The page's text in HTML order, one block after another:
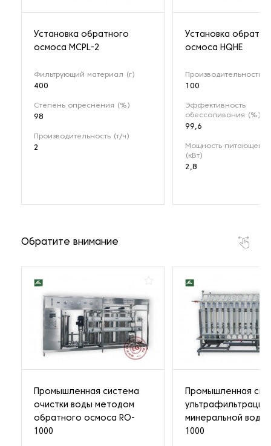
Установка обратного
осмоса MCPL-2
Фильтрующий материал (г)
400
Степень опреснения (%)
98
Производительность (т/ч)
2
Установка
осмоса HQHE
Производительность
100
Эффективность
обессоливания (%)
99,6
Мощность питающего
(кВт)
2,8
Обратите внимание
Промышленная система
очистки воды методом
обратного осмоса RO-
1000
Промышленная
ультрафильтрации
минеральной воды
1000